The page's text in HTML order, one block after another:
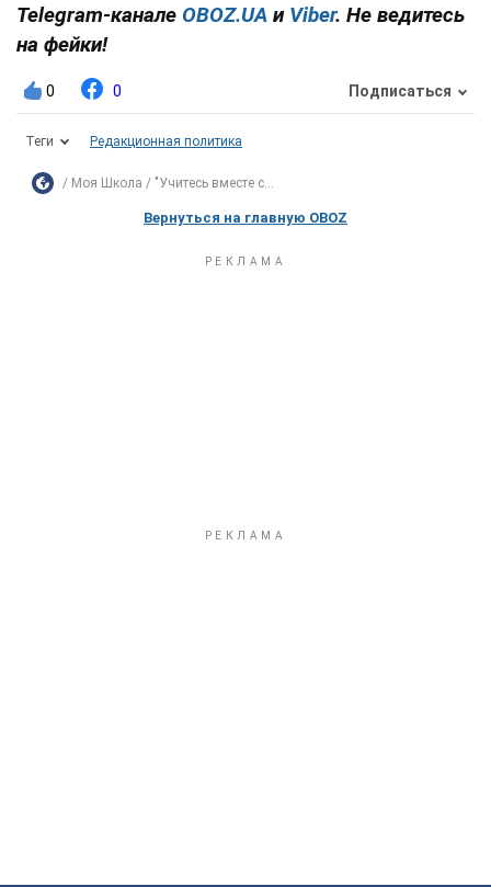
Telegram-канале OBOZ.UA и Viber. Не ведитесь
на фейки!
0 0 Подписаться
Теги Редакционная политика
Моя Школа "Учитесь вместе с...
Вернуться на главную OBOZ